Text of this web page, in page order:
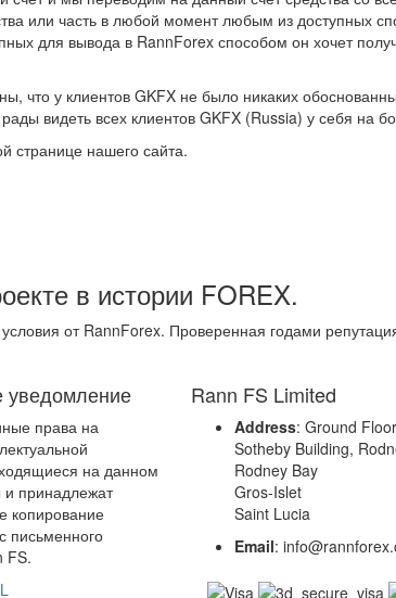
или часть в любой момент любым из доступных
для вывода в RannForex способом он хочет
что у клиентов GKFX не было никаких
видеть всех клиентов GKFX (Russia) у себя на
странице нашего сайта.
в истории FOREX.
от RannForex. Проверенная годами
права на
на данном
принадлежат
копирование
письменного
FS.
Rann FS Limited
Address: Ground
Sotheby Building,
Rodney Bay
Gros-Islet
Saint Lucia
Email: